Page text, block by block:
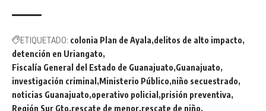
ETIQUETADO: colonia Plan de Ayala delitos de alto impacto
detención en Uriangato
Fiscalía General del Estado de Guanajuato Guanajuato
investigación criminal Ministerio Público niño secuestrado
noticias Guanajuato operativo policial prisión preventiva
Región Sur Gto rescate de menor rescate de niño